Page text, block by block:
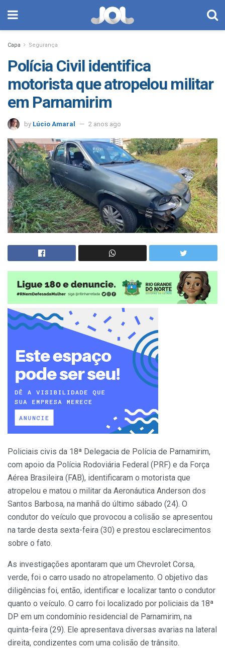
Capa Segurança
Polícia Civil identifica
motorista que atropelou militar
em Parnamirim
by Lúcio Amaral 2 anos ago
Policiais civis da 18ª Delegacia de Polícia de Parnamirim,
com apoio da Polícia Rodoviária Federal (PRF) e da Força
Aérea Brasileira (FAB), identificaram o motorista que
atropelou e matou o militar da Aeronáutica Anderson dos
Santos Barbosa, na manhã do último sábado (24). O
condutor do veículo que provocou a colisão se apresentou
na tarde desta sexta-feira (30) e prestou esclarecimentos
sobre o fato.
As investigações apontaram que um Chevrolet Corsa,
verde, foi o carro usado no atropelamento. O objetivo das
diligências foi, então, identificar e localizar tanto o condutor
quanto o veículo. O carro foi localizado por policiais da 18ª
DP em um condomínio residencial de Parnamirim, na
quinta-feira (29). Ele apresentava diversas avarias na lateral
direita, condizentes com uma colisão de trânsito.